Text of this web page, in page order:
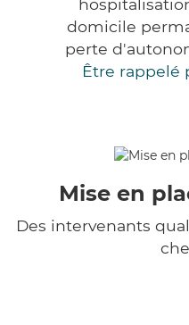
domicile
perte
Être rappelé
Mise en
Des intervenants